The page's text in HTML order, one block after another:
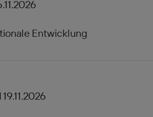
Entwicklung